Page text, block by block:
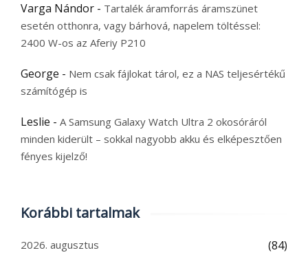
Varga Nándor - Tartalék áramforrás áramszünet
esetén otthonra, vagy bárhová, napelem töltéssel:
2400 W-os az Aferiy P210
George - Nem csak fájlokat tárol, ez a NAS teljesértékű
számítógép is
Leslie - A Samsung Galaxy Watch Ultra 2 okosóráról
minden kiderült – sokkal nagyobb akku és elképesztően
fényes kijelző!
Korábbi tartalmak
2026. augusztus (84)